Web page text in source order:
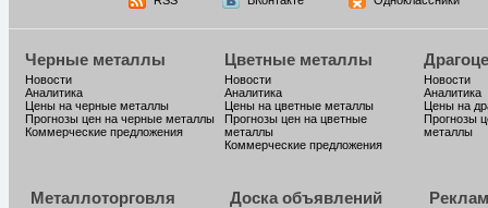
Черные металлы
Новости
Аналитика
Цены на черные металлы
Прогнозы цен на черные металлы
Коммерческие предложения
Цветные металлы
Новости
Аналитика
Цены на цветные металлы
Прогнозы цен на цветные
металлы
Коммерческие предложения
Новости
Аналитика
Цены на
Прогнозы
металлы
Металлоторговля Доска объявлений